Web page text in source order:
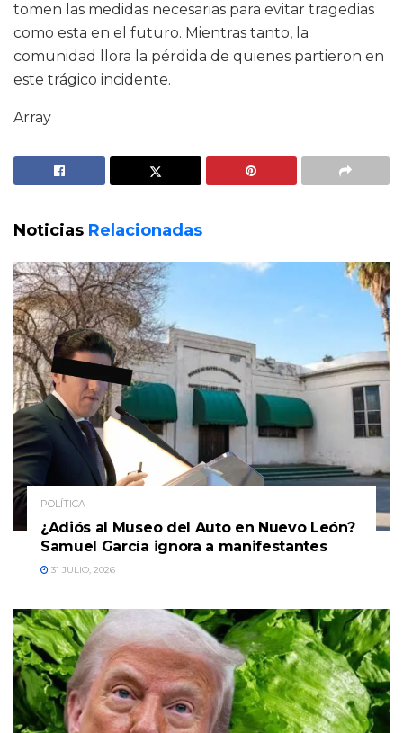
tomen las medidas necesarias para evitar tragedias
como esta en el futuro. Mientras tanto, la
comunidad llora la pérdida de quienes partieron en
este trágico incidente.
Array
Noticias Relacionadas
POLÍTICA
¿Adiós al Museo del Auto en Nuevo León?
Samuel García ignora a manifestantes
31 JULIO, 2026